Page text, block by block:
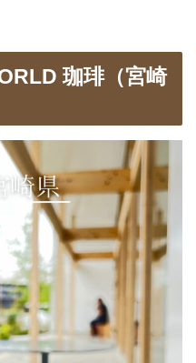
珈琲（宮崎